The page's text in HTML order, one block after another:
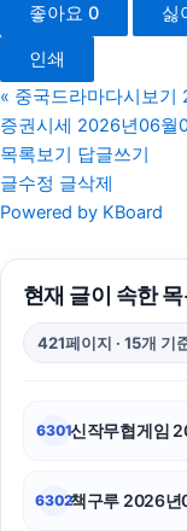
좋아요 0 싫
인쇄
« 중국드라마다시보
증권시세 2026년06월
목록보기 답글쓰기
글수정 글삭제
Powered by KBoard
현재 글이 속한
421페이지 · 15개 기
6301신작무협게임
6302책구루 2026년